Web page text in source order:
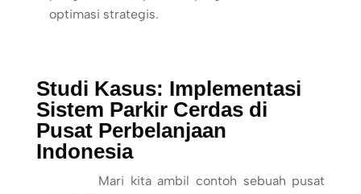
optimasi strategis.
Studi Kasus: Implementasi
Sistem Parkir Cerdas di
Pusat Perbelanjaan
Indonesia
Mari kita ambil contoh sebuah pusat